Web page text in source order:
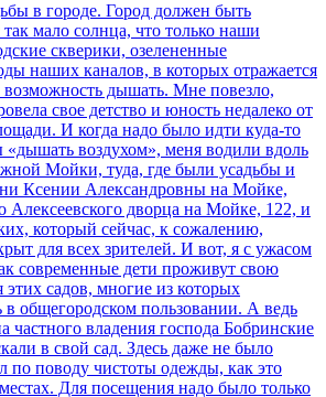
в городе. Город должен быть
мало солнца, что только наши
скверики, озелененные
наших каналов, в которых отражается
дышать. Мне повезло,
свое детство и юность недалеко от
И когда надо было идти куда-то
«дышать воздухом», меня водили вдоль
Мойки, туда, где были усадьбы и
Ксении Александровны на Мойке,
Алексеевского дворца на Мойке, 122, и
который сейчас, к сожалению,
для всех зрителей. И вот, я с ужасом
современные дети проживут свою
этих садов, многие из которых
в общегородском пользовании. А ведь
частного владения господа Бобринские
в свой сад. Здесь даже не было
по поводу чистоты одежды, как это
Для посещения надо было только